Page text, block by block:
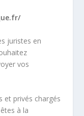
juristes en
vos
et privés chargés
à la